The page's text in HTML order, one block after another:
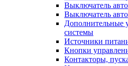
Выключатель
Выключатель
Дополнительные
системы
Источники
Кнопки
Контакторы,